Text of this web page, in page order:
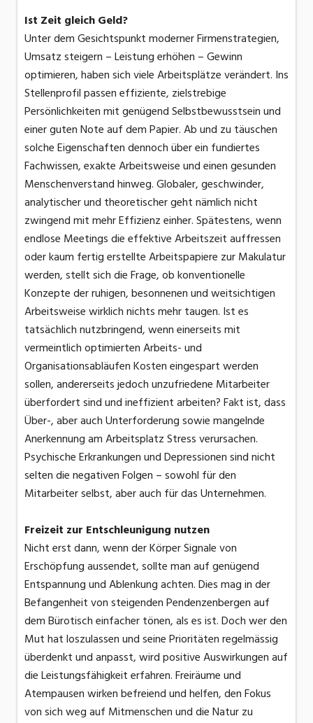
Ist Zeit gleich Geld?
Unter dem Gesichtspunkt moderner Firmenstrategien,
Umsatz steigern – Leistung erhöhen – Gewinn
optimieren, haben sich viele Arbeitsplätze verändert. Ins
Stellenprofil passen effiziente, zielstrebige
Persönlichkeiten mit genügend Selbstbewusstsein und
einer guten Note auf dem Papier. Ab und zu täuschen
solche Eigenschaften dennoch über ein fundiertes
Fachwissen, exakte Arbeitsweise und einen gesunden
Menschenverstand hinweg. Globaler, geschwinder,
analytischer und theoretischer geht nämlich nicht
zwingend mit mehr Effizienz einher. Spätestens, wenn
endlose Meetings die effektive Arbeitszeit auffressen
oder kaum fertig erstellte Arbeitspapiere zur Makulatur
werden, stellt sich die Frage, ob konventionelle
Konzepte der ruhigen, besonnenen und weitsichtigen
Arbeitsweise wirklich nichts mehr taugen. Ist es
tatsächlich nutzbringend, wenn einerseits mit
vermeintlich optimierten Arbeits- und
Organisationsabläufen Kosten eingespart werden
sollen, andererseits jedoch unzufriedene Mitarbeiter
überfordert sind und ineffizient arbeiten? Fakt ist, dass
Über-, aber auch Unterforderung sowie mangelnde
Anerkennung am Arbeitsplatz Stress verursachen.
Psychische Erkrankungen und Depressionen sind nicht
selten die negativen Folgen – sowohl für den
Mitarbeiter selbst, aber auch für das Unternehmen.
Freizeit zur Entschleunigung nutzen
Nicht erst dann, wenn der Körper Signale von
Erschöpfung aussendet, sollte man auf genügend
Entspannung und Ablenkung achten. Dies mag in der
Befangenheit von steigenden Pendenzenbergen auf
dem Bürotisch einfacher tönen, als es ist. Doch wer den
Mut hat loszulassen und seine Prioritäten regelmässig
überdenkt und anpasst, wird positive Auswirkungen auf
die Leistungsfähigkeit erfahren. Freiräume und
Atempausen wirken befreiend und helfen, den Fokus
von sich weg auf Mitmenschen und die Natur zu